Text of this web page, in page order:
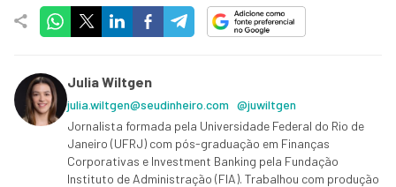
Julia Wiltgen
julia.wiltgen@seudinheiro.com @juwiltgen
Jornalista formada pela Universidade Federal do Rio de
Janeiro (UFRJ) com pós-graduação em Finanças
Corporativas e Investment Banking pela Fundação
Instituto de Administração (FIA). Trabalhou com produção